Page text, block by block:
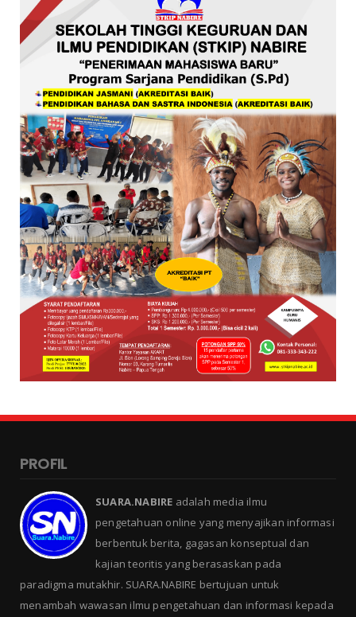
PROFIL
SUARA.NABIRE adalah media ilmu
pengetahuan online yang menyajikan informasi
berbentuk berita, gagasan konseptual dan
kajian teoritis yang berasaskan pada
paradigma mutakhir. SUARA.NABIRE bertujuan untuk
menambah wawasan ilmu pengetahuan dan informasi kepada